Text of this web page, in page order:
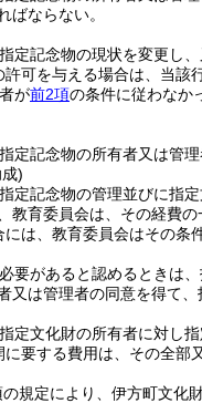
ばならない。
定記念物の現状を変更し
許可を与える場合は、当該
が前2項の条件に従わなか
定記念物の所有者又は管
)
定記念物の管理並びに指
教育委員会は、その経費
は、教育委員会はその条
要があると認めるときは
又は管理者の同意を得て
定文化財の所有者に対し
要する費用は、その全部
規定により、伊方町文化